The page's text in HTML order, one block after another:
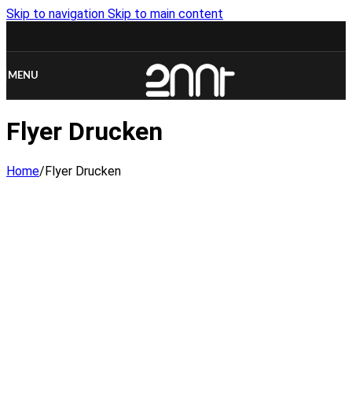
Skip to navigation Skip to main content
MENU
Flyer Drucken
Home/Flyer Drucken